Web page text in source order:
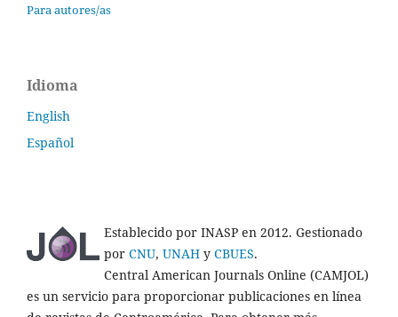
Para autores/as
Idioma
English
Español
Establecido por INASP en 2012. Gestionado
por CNU, UNAH y CBUES.
Central American Journals Online (CAMJOL)
es un servicio para proporcionar publicaciones en línea